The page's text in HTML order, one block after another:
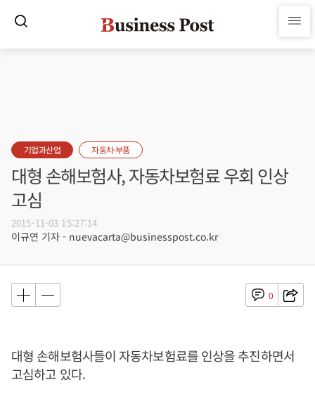
기업과산업 자동차·부품
대형 손해보험사, 자동차보험료 우회 인상
고심
2015-11-03 15:27:14
이규연 기자 - nuevacarta@businesspost.co.kr
0
대형 손해보험사들이 자동차보험료를 인상을 추진하면서
고심하고 있다.